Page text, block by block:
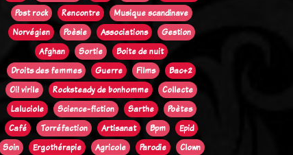
Post rock
Rencontre
Musique scandinave
Norvégien
Poèsie Associations
Gestion
Afghan
Sortie
Boite de nuit
Droits des femmes
Guerre Films
Bac+2
Oi! virile
Rocksteady de bonhomme
Collecte
Laluciole
Science-fiction Sarthe
Poètes
Café
Torréfaction Artisanat Bpm
Epid
Soin
Ergothérapie Agricole Parodie
Clown